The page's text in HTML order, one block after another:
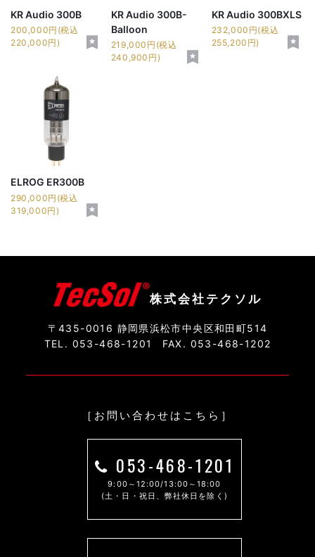
KR Audio 300B
200,000円(税込
220,000円)
KR Audio 300B-
Balloon
219,000円(税込
240,900円)
KR Audio 300BXLS
232,000円(税込
255,200円)
ELROG ER300B
290,000円(税込
319,000円)
株式会社テクソル
〒435-0016 静岡県浜松市中央区和田町514
TEL. 053-468-1201
FAX. 053-468-1202
［お問い合わせはこちら］
053-468-1201
9:00～12:00/13:00～18:00
(土・日・祝日、弊社休日を除く)